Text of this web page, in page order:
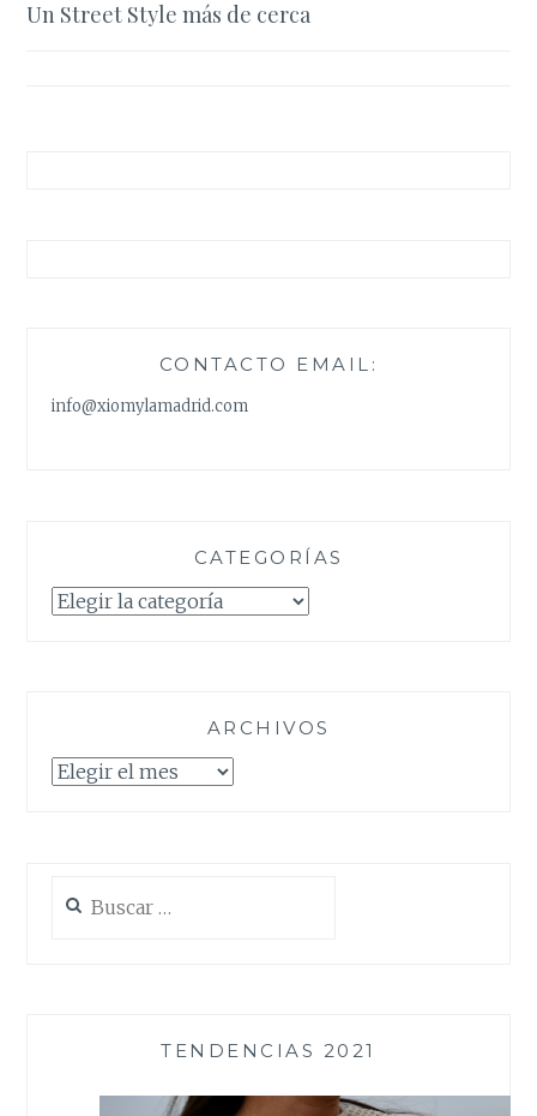
de
Un Street Style más de cerca
CONTACTO EMAIL:
info@xiomylamadrid.com
CATEGORÍAS
Categorías
ARCHIVOS
Archivos
TENDENCIAS 2021